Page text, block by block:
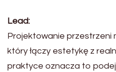
Lead:
Projektowanie przestrzeni
który łączy estetykę z
praktyce oznacza to